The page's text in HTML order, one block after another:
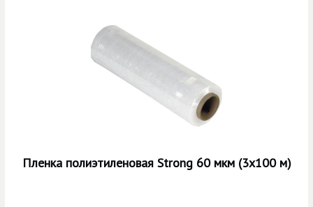
Пленка полиэтиленовая Strong 60 мкм (3х100 м)